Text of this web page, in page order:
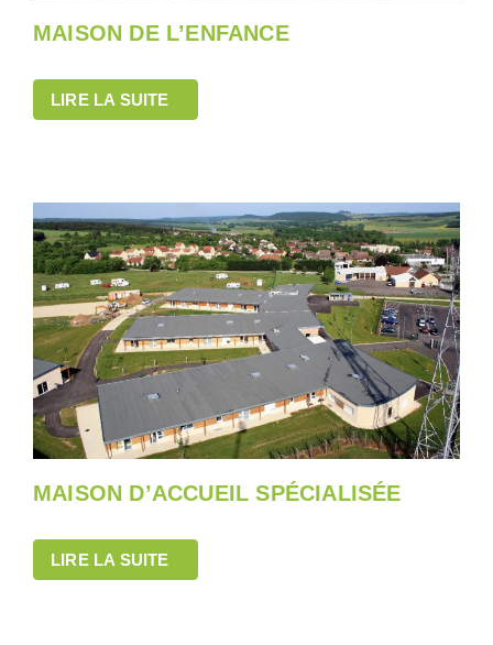
MAISON DE L’ENFANCE
LIRE LA SUITE
MAISON D’ACCUEIL SPÉCIALISÉE
LIRE LA SUITE